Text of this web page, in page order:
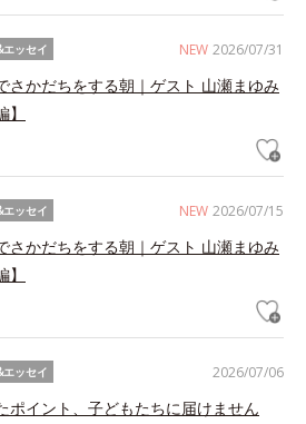
NEW 2026/07/31
エッセイ
さかだちをする朝｜ゲスト 山瀬まゆみ
】
NEW 2026/07/15
エッセイ
さかだちをする朝｜ゲスト 山瀬まゆみ
】
2026/07/06
エッセイ
ポイント、子どもたちに届けません